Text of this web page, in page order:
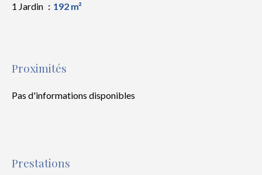
1 Jardin
192 m²
Proximités
Pas d'informations disponibles
Prestations